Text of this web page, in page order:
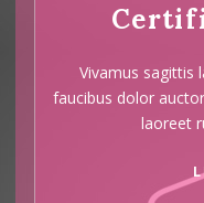
Vivamus sagittis
faucibus dolor
laoreet